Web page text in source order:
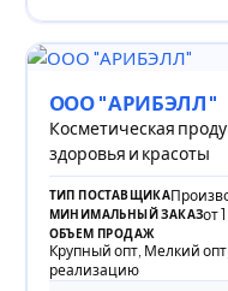
ООО "АРИБЭЛЛ"
Косметическая
здоровья и красоты
ТИП ПОСТАВЩИКА
МИНИМАЛЬНЫЙ ЗАКАЗот
ОБЪЕМ ПРОДАЖ
Крупный опт, Мелкий
реализацию